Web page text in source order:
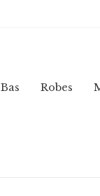
Bas Robes